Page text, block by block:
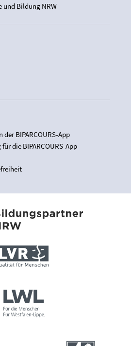
und Bildung NRW
BIPARCOURS-App
die BIPARCOURS-App